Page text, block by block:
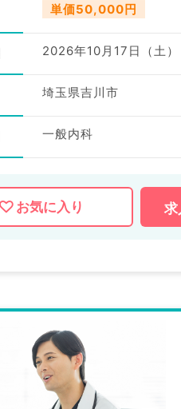
単価50,000円
2026年10月17日（土）
埼玉県吉川市
一般内科
お気に入り 求